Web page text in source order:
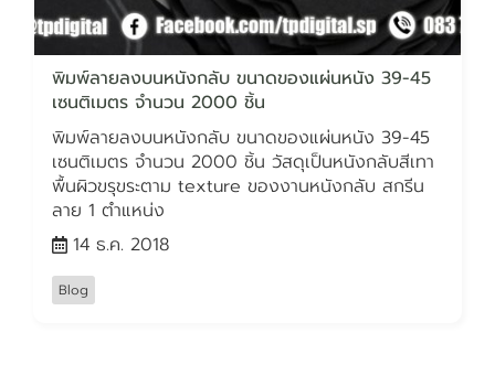
พิมพ์ลายลงบนหนังกลับ ขนาดของแผ่นหนัง 39-45
เซนติเมตร จำนวน 2000 ชิ้น
พิมพ์ลายลงบนหนังกลับ ขนาดของแผ่นหนัง 39-45
เซนติเมตร จำนวน 2000 ชิ้น วัสดุเป็นหนังกลับสีเทา
พื้นผิวขรุขระตาม texture ของงานหนังกลับ สกรีน
ลาย 1 ตำแหน่ง
14 ธ.ค. 2018
Blog